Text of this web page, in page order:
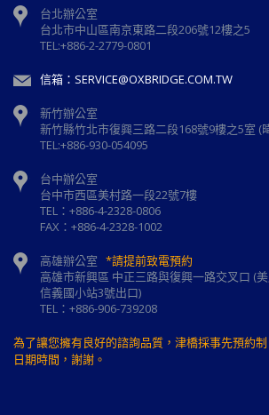
台北辦公室
台北市中山區南京東路二段206號12樓之5
TEL:+886-2-2779-0801
信箱：SERVICE@OXBRIDGE.COM.TW
新竹辦公室
新⽵縣⽵北市復興三路⼆段168號9樓之5室 (
TEL:+886-930-054095
台中辦公室
台中市西區美村路一段22號7樓
TEL：+886-4-2328-0806
FAX：+886-4-2328-1002
高雄辦公室 *請提前致電預約
高雄市新興區 中正三路與復興一路交叉口 (
信義國小站3號出口)
TEL：+886-906-739208
為了讓您擁有良好的諮詢品質，津橋採事先預約
日期時間，謝謝。